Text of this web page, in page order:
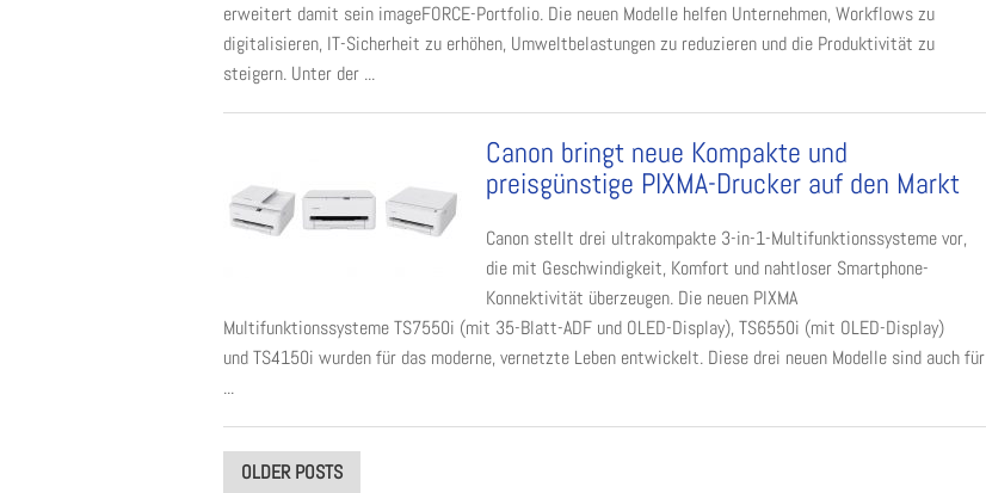
erweitert damit sein imageFORCE-Portfolio. Die neuen Modelle helfen Unternehmen, Workflows zu
digitalisieren, IT-Sicherheit zu erhöhen, Umweltbelastungen zu reduzieren und die Produktivität zu
steigern. Unter der ...
Canon bringt neue Kompakte und
preisgünstige PIXMA-Drucker auf den Markt
Canon stellt drei ultrakompakte 3-in-1-Multifunktionssysteme vor,
die mit Geschwindigkeit, Komfort und nahtloser Smartphone-
Konnektivität überzeugen. Die neuen PIXMA
Multifunktionssysteme TS7550i (mit 35-Blatt-ADF und OLED-Display), TS6550i (mit OLED-Display)
und TS4150i wurden für das moderne, vernetzte Leben entwickelt. Diese drei neuen Modelle sind auch für
...
Posts
OLDER POSTS